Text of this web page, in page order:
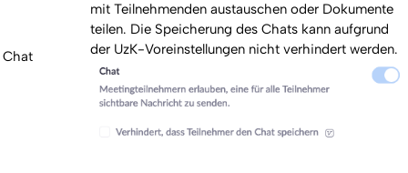
Chat
mit Teilnehmenden austauschen oder Dokumente
teilen. Die Speicherung des Chats kann aufgrund
der UzK-Voreinstellungen nicht verhindert werden.